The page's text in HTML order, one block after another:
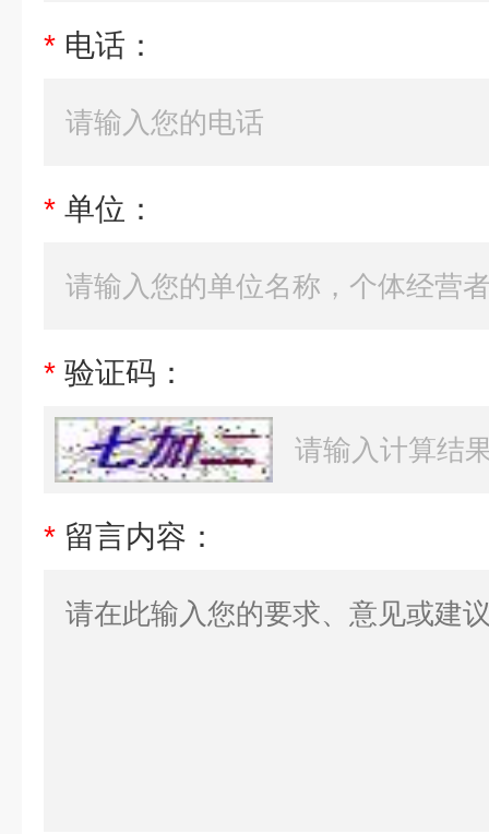
* 电话：
* 单位：
* 验证码：
* 留言内容：